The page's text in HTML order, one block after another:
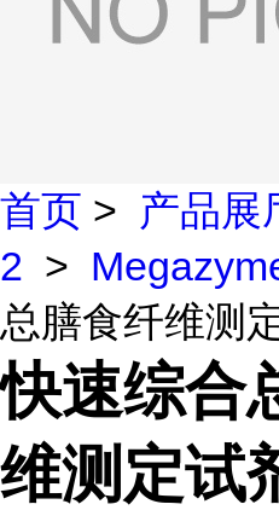
首页 > 产品展
2 >
总膳食纤维测
快速综合
维测定试